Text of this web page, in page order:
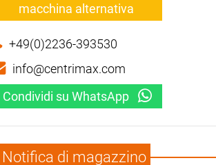
macchina alternativa
+49(0)2236-393530
info@centrimax.com
Condividi su WhatsApp
Notifica di magazzino